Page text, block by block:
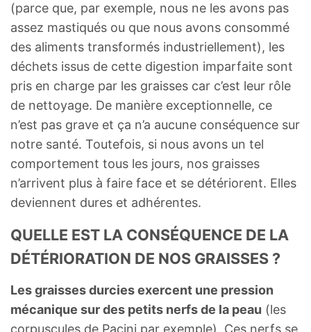
(parce que, par exemple, nous ne les avons pas
assez mastiqués ou que nous avons consommé
des aliments transformés industriellement), les
déchets issus de cette digestion imparfaite sont
pris en charge par les graisses car c’est leur rôle
de nettoyage. De manière exceptionnelle, ce
n’est pas grave et ça n’a aucune conséquence sur
notre santé. Toutefois, si nous avons un tel
comportement tous les jours, nos graisses
n’arrivent plus à faire face et se détériorent. Elles
deviennent dures et adhérentes.
QUELLE EST LA CONSÉQUENCE DE LA
DÉTÉRIORATION DE NOS GRAISSES ?
Les graisses durcies exercent une pression
mécanique sur des petits nerfs de la peau (les
corpuscules de Pacini par exemple). Ces nerfs se